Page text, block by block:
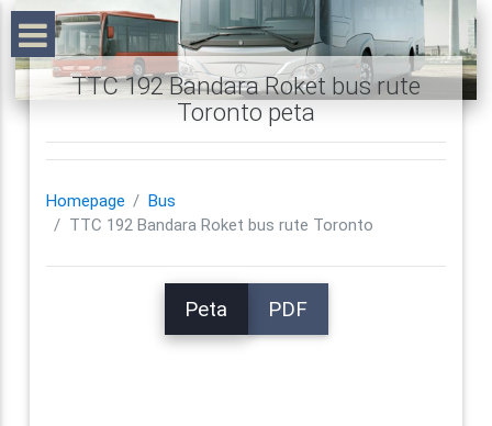
TTC 192 Bandara Roket bus rute
Toronto peta
Homepage
Bus
TTC 192 Bandara Roket bus rute Toronto
Peta PDF